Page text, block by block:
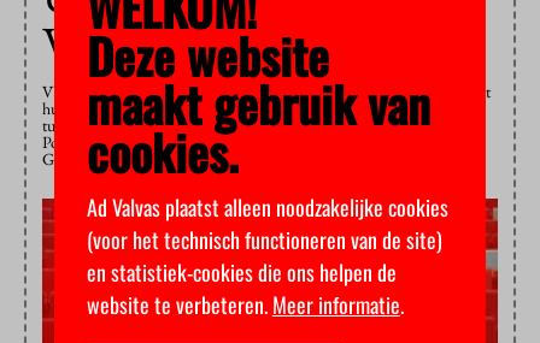
VUmc stappen op
VUmc-bestuurders Elmer Mulder en Wouter van Ewijk hebben zojuist
hun functie neergelegd. Aanleiding is een uit de hand gelopen conflict
tussen onder anderen longartsen, het ontslag van klokkenluider Piet
Postmus en het verscherpt toezicht dat de Inspectie voor de
Gezondheidszorg…
Deze website
maakt gebruik van
cookies.
Ad Valvas plaatst alleen noodzakelijke cookies
(voor het technisch functioneren van de site)
en statistiek-cookies die ons helpen de
website te verbeteren.Meer informatie.